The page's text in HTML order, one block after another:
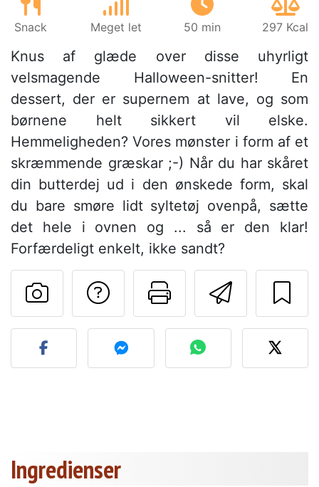
Snack Meget let 50 min 297 Kcal
Knus af glæde over disse uhyrligt
velsmagende Halloween-snitter! En
dessert, der er supernem at lave, og som
børnene helt sikkert vil elske.
Hemmeligheden? Vores mønster i form af et
skræmmende græskar ;-) Når du har skåret
din butterdej ud i den ønskede form, skal
du bare smøre lidt syltetøj ovenpå, sætte
det hele i ovnen og ... så er den klar!
Forfærdeligt enkelt, ikke sandt?
Send
Udskriv
Stil et spørgsmål
Send dit billede af denne
Ingredienser